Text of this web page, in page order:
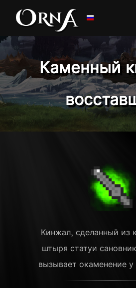
Каменный
Кинжал, сделанный из
штыря статуи
вызывает окаменение у